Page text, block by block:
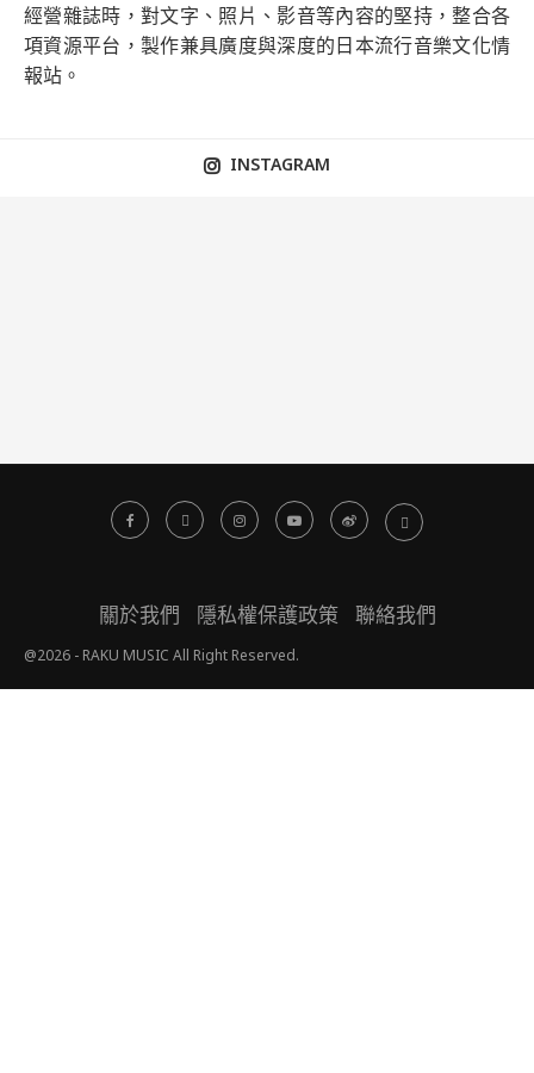
經營雜誌時，對文字、照片、影音等內容的堅持，整合各
項資源平台，製作兼具廣度與深度的日本流行音樂文化情
報站。
INSTAGRAM
關於我們 隱私權保護政策 聯絡我們
@2026 - RAKU MUSIC All Right Reserved.